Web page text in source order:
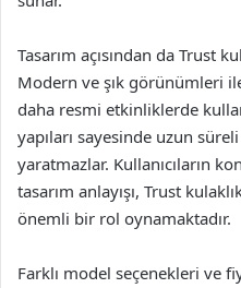
Tasarım açısından da Trust
Modern ve şık görünümleri
daha resmi etkinliklerde
yapıları sayesinde uzun
yaratmazlar. Kullanıcıların
tasarım anlayışı, Trust
önemli bir rol oynamaktadır.
Farklı model seçenekleri ve